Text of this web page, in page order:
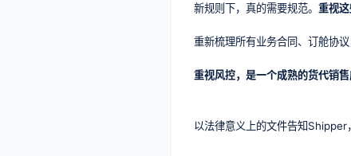
新规则下，真的需要规范。 重视
重新梳理所有业务合同、订舱协
重视风控，是一个成熟的货代销
以法律意义上的文件告知Shipper